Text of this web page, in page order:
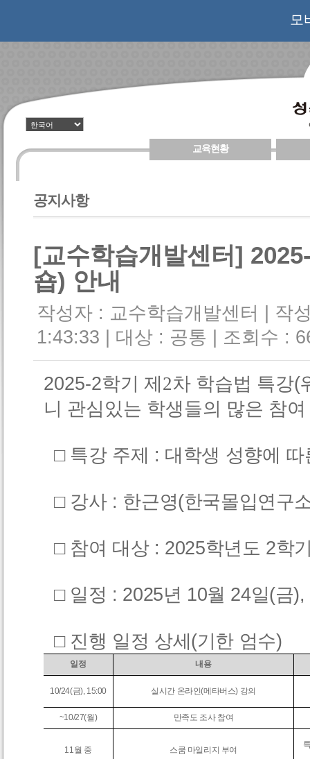
모
교육현황
공지사항
[교수학습개발센터]
숍) 안내
작성자 : 교수학습개발센터 | 작
1:43:33 | 대상 : 공통 | 조회수 :
2025-2학기 제2차 학습법 특강(
니 관심있는 학생들의 많은 참
□ 특강 주제 : 대학생 성향에 따
□ 강사 : 한근영(한국몰입연구
□ 참여 대상 : 2025학년도 2학
□ 일정 : 2025년 10월 24일(금
□ 진행 일정 상세 (기한 엄수)
일정 내용
10/24(금), 15:00 실시간 온라인(메타버스) 강의
~10/27(월) 만족도 조사 참여
11월 중 스쿰 마일리지 부여